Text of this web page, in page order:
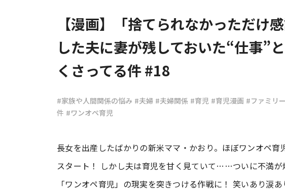
#渡邊大地の令和的ワーパパ道 #ベビーニュース
【漫画】「捨てられなかっただけ
した夫に妻が残しておいた“仕事”
くさってる件 #18
#家族や人間関係の悩み #夫婦 #夫婦関係 #育児 #育児漫画 #ファミリー
件 #ワンオペ育児
長女を出産したばかりの新米ママ・かおり。ほぼワンオペ
スタート！ しかし夫は育児を甘く見ていて……ついに不満が
「ワンオペ育児」の現実を突きつける作戦に！ 笑いあり涙